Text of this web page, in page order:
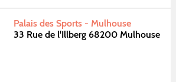
Palais des Sports - Mulhouse
33 Rue de l'Illberg 68200 Mulhouse